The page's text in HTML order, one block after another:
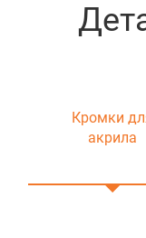
Кромки
акрила